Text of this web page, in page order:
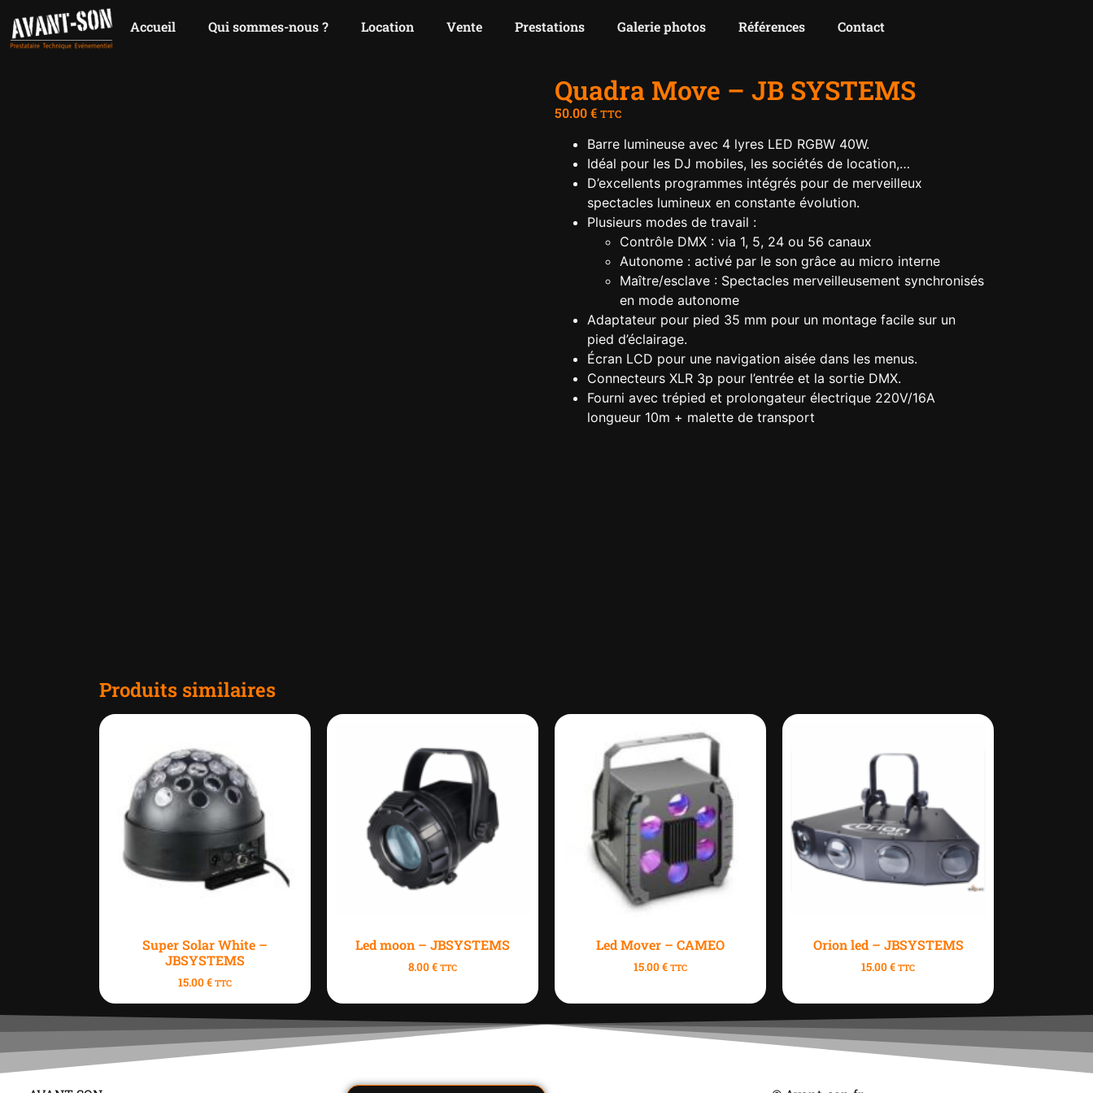
Accueil Qui sommes-nous ? Location Vente Prestations Galerie photos Références Contact
Quadra Move – JB SYSTEMS
50.00€ TTC
Barre lumineuse avec 4 lyres LED RGBW 40W.
Idéal pour les DJ mobiles, les sociétés de location,…
D’excellents programmes intégrés pour de merveilleux
spectacles lumineux en constante évolution.
Plusieurs modes de travail :
Contrôle DMX : via 1, 5, 24 ou 56 canaux
Autonome : activé par le son grâce au micro interne
Maître/esclave : Spectacles merveilleusement synchronisés
en mode autonome
Adaptateur pour pied 35 mm pour un montage facile sur un
pied d’éclairage.
Écran LCD pour une navigation aisée dans les menus.
Connecteurs XLR 3p pour l’entrée et la sortie DMX.
Fourni avec trépied et prolongateur électrique 220V/16A
longueur 10m + malette de transport
Produits similaires
Super Solar White –
JBSYSTEMS
15.00€ TTC
Led moon – JBSYSTEMS
8.00€ TTC
Led Mover – CAMEO
15.00€ TTC
Orion led – JBSYSTEMS
15.00€ TTC